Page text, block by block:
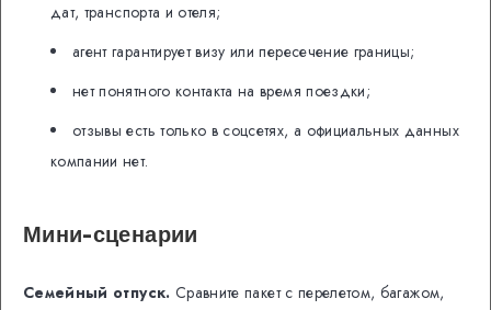
дат, транспорта и отеля;
агент гарантирует визу или пересечение границы;
нет понятного контакта на время поездки;
отзывы есть только в соцсетях, а официальных данных
компании нет.
Мини-сценарии
Семейный отпуск. Сравните пакет с перелетом, багажом,